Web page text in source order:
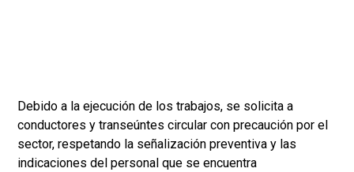
Debido a la ejecución de los trabajos, se solicita a
conductores y transeúntes circular con precaución por el
sector, respetando la señalización preventiva y las
indicaciones del personal que se encuentra